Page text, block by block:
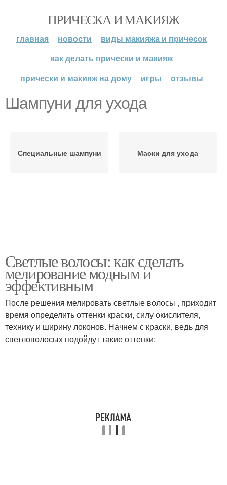
ПРИЧЕСКА И МАКИЯЖ
главная новости
виды макияжа и причесок
как делать прически и макияж
прически и макияж на дому
игры отзывы
Шампуни для ухода
Специальные шампуни Маски для ухода
Светлые волосы: как сделать
мелирование модным и
эффективным
После решения мелировать светлые волосы , приходит
время определить оттенки краски, силу окислителя,
технику и ширину локонов. Начнем с краски, ведь для
светловолосых подойдут такие оттенки: